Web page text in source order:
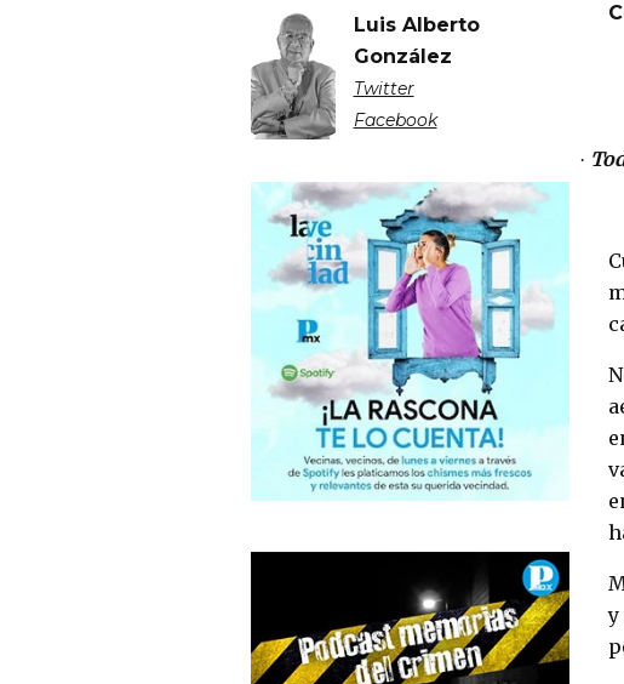
Luis Alberto
González
Twitter
Facebook
·
y